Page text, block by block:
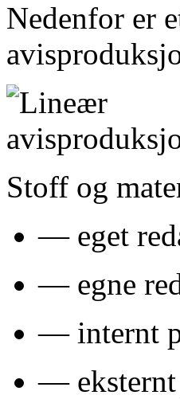
Nedenfor er
Stoff og
— eget
— egne
— internt
— eksternt